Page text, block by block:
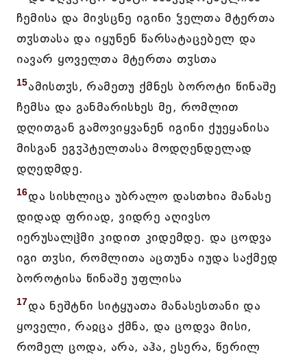
ჩემისა და მივსცნე იგინი ჴელთა მტერთა
თჳსთასა და იყუნენ წარსატაცებელ და
იავარ ყოველთა მტერთა თჳსთა
15ამისთჳს, რამეთუ ქმნეს ბოროტი წინაშე
ჩემსა და განმარისხეს მე, რომლით
დღითგან გამოვიყვანენ იგინი ქუეყანისა
მისგან ეგჳპტელთასა მოდღენდელად
დღედმდე.
16და სისხლიცა უბრალო დასთხია მანასე
დიდად ფრიად, ვიდრე აღივსო
იერუსალჱმი კიდით კიდემდე. და ცოდვა
იგი თჳსი, რომლითა აცთუნა იუდა საქმედ
ბოროტისა წინაშე უფლისა
17და ნეშტნი სიტყუათა მანასესთანი და
ყოველი, რაჲცა ქმნა, და ცოდვა მისი,
რომელ ცოდა, არა, აჰა, ესერა, წერილ